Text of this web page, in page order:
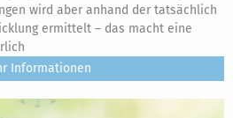
wird aber anhand der tatsächlich
ermittelt – das macht eine